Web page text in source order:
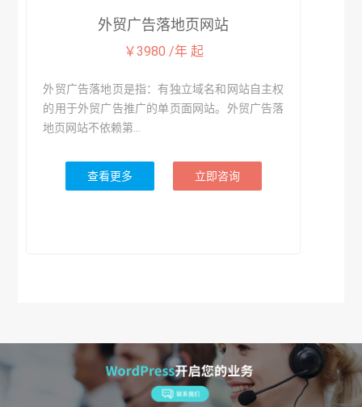
外贸广告落地页网站
￥3980 /年 起
外贸广告落地页是指：有独立域名和网站自主权
的用于外贸广告推广的单页面网站。外贸广告落
地页网站不依赖第...
查看更多 立即咨询